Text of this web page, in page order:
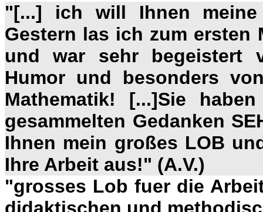
"[...] ich will Ihnen meine
Gestern las ich zum ersten
und war sehr begeistert
Humor und besonders
Mathematik! [...]Sie
gesammelten Gedanken
Ihnen mein großes LOB
Ihre Arbeit aus!" (A.V.)
"grosses Lob fuer die